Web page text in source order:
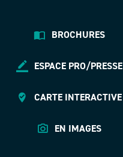
BROCHURES
ESPACE PRO/PRESSE
CARTE INTERACTIVE
EN IMAGES